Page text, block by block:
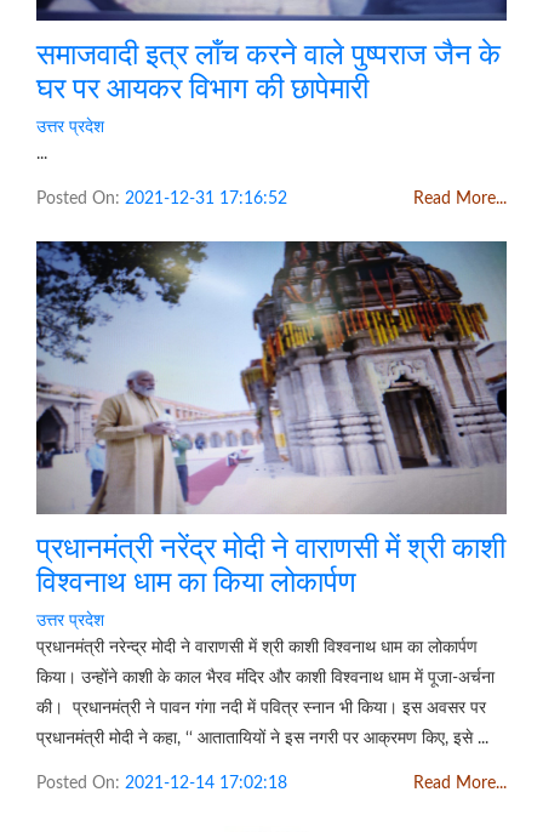
समाजवादी इत्र लॉंच करने वाले पुष्पराज जैन के
घर पर आयकर विभाग की छापेमारी
उत्तर प्रदेश
...
Posted On: 2021-12-31 17:16:52 Read More...
प्रधानमंत्री नरेंद्र मोदी ने वाराणसी में श्री काशी
विश्वनाथ धाम का किया लोकार्पण
उत्तर प्रदेश
प्रधानमंत्री नरेन्द्र मोदी ने वाराणसी में श्री काशी विश्वनाथ धाम का लोकार्पण
किया। उन्होंने काशी के काल भैरव मंदिर और काशी विश्वनाथ धाम में पूजा-अर्चना
की। प्रधानमंत्री ने पावन गंगा नदी में पवित्र स्नान भी किया। इस अवसर पर
प्रधानमंत्री मोदी ने कहा, ‘‘ आतातायियों ने इस नगरी पर आक्रमण किए, इसे ...
Posted On: 2021-12-14 17:02:18 Read More...